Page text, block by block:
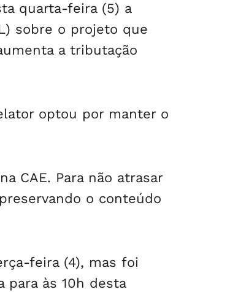
quarta-feira (5) a
sobre o projeto que
a tributação
optou por manter o
CAE. Para não atrasar
o conteúdo
feira (4), mas foi
para às 10h desta